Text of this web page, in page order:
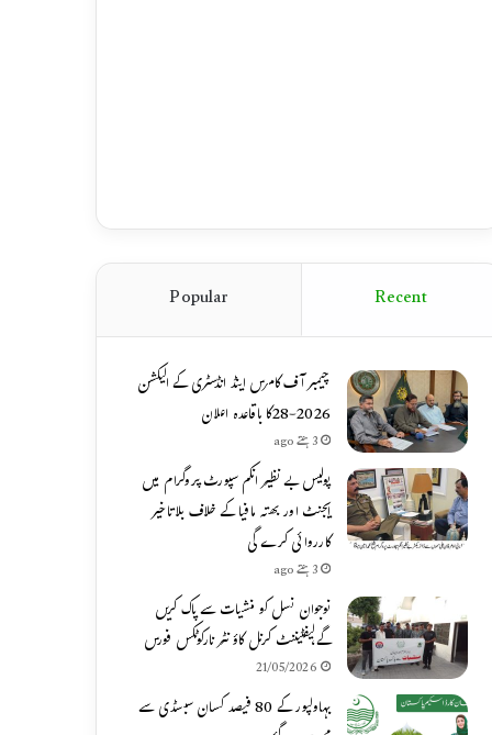
Recent
Popular
چیمبر آف کامرس اینڈ انڈسٹری کے الیکشن
2026-28کا باقاعدہ اعلان
3 ہفتے ago
پولیس بے نظیر انکم سپورٹ پروگرام میں
ایجنٹ اور بھتہ مافیا کے خلاف بلاتاخیر
کارروائی کرے گی
3 ہفتے ago
نوجوان نسل کو منشیات سے پاک کریں
گے،لیفٹیننٹ کرنل کاؤنٹر نارکوٹکس فورس
21/05/2026
بہاولپور کے 80 فیصد کسان سبسڈی سے